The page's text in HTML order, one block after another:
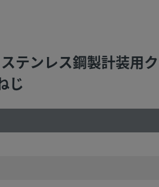
作およびメンテナンス
の責任ですので、十分
計規格に準拠していない
クションを含む）は、他
テンレス鋼製計装用
じ